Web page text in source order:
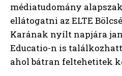
médiatudomány
ellátogatni az ELTE
Karának nyílt napjára
Educatio-n is
ahol bátran feltehetitek